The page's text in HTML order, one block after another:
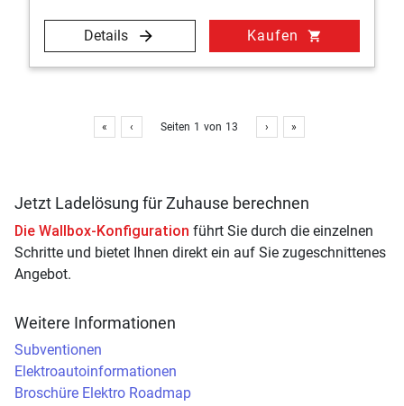
Details Kaufen shopping_cart
« ‹ Seiten 1 von 13 › »
Jetzt Ladelösung für Zuhause berechnen
Die Wallbox-Konfiguration führt Sie durch die einzelnen
Schritte und bietet Ihnen direkt ein auf Sie zugeschnittenes
Angebot.
Weitere Informationen
Subventionen
Elektroautoinformationen
Broschüre Elektro Roadmap